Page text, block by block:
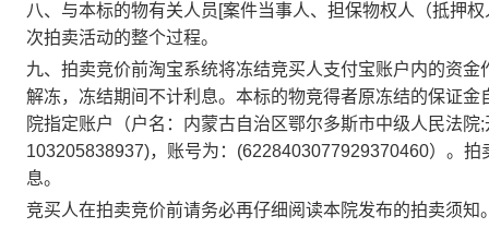
八、与本标的物有关人员 [案件当事人、担保物权人（抵押
次拍卖活动的整个过程。
九、拍卖竞价前淘宝系统将冻结竞买人支付宝账户内的资
解冻，冻结期间不计利息。本标的物竞得者原冻结的保证
院指定账户（户名：内蒙古自治区鄂尔多斯市中级人民法院;
103205838937)，账号为：(6228403077929370460）。拍
息。
竞买人在拍卖竞价前请务必再仔细阅读本院发布的拍卖须知